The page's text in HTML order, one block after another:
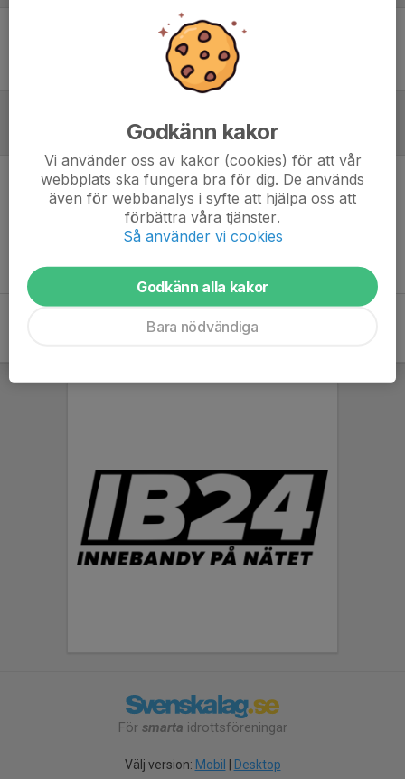
Ingen uppställning ifylld
Inget referat skrivet
För smarta idrottsföreningar
Välj version: Mobil Desktop
Godkänn kakor
Vi använder oss av kakor (cookies) för att vår
webbplats ska fungera bra för dig. De används
även för webbanalys i syfte att hjälpa oss att
förbättra våra tjänster.
Så använder vi cookies
Godkänn alla kakor
Bara nödvändiga